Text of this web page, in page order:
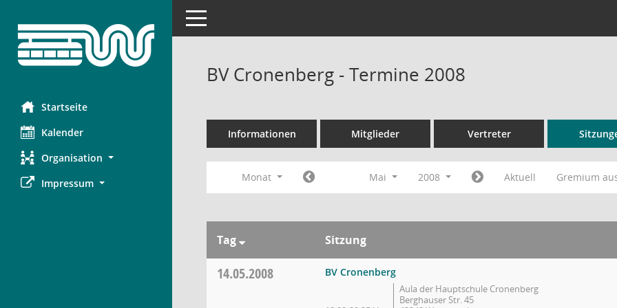
Startseite
Kalender
Organisation
Impressum
Toggle navigation
BV Cronenberg - Termine 2008
Informationen Mitglieder Vertreter
Monat Mai 2008 Aktuell Gremium
Tag Sitzung
14.05.2008 BV Cronenberg
Aula der Hauptschule Cronenberg
Berghauser Str. 45